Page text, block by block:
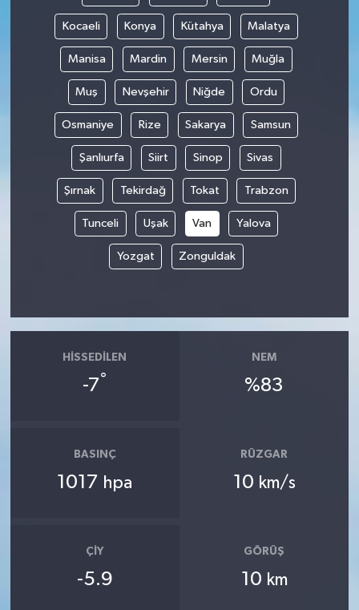
Kocaeli Konya Kütahya Malatya
Manisa Mardin Mersin Muğla
Muş Nevşehir Niğde Ordu
Osmaniye Rize Sakarya Samsun
Şanlıurfa Siirt Sinop Sivas
Şırnak Tekirdağ Tokat Trabzon
Tunceli Uşak Van Yalova
Yozgat Zonguldak
HISSEDILEN
-7°
NEM
%83
BASINÇ
1017 hpa
RÜZGAR
10 km/s
ÇIY
-5.9
GÖRÜŞ
10 km